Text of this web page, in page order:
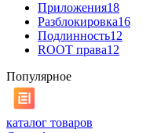
Приложения18
Разблокировка16
Подлинность12
ROOT права12
Популярное
каталог товаров